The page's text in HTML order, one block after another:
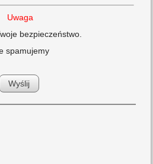
Uwaga
bezpieczeństwo.
spamujemy